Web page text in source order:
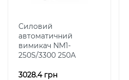
Силовий
автоматичний
вимикач NM1-
250S/3300 250A
3028.4 грн